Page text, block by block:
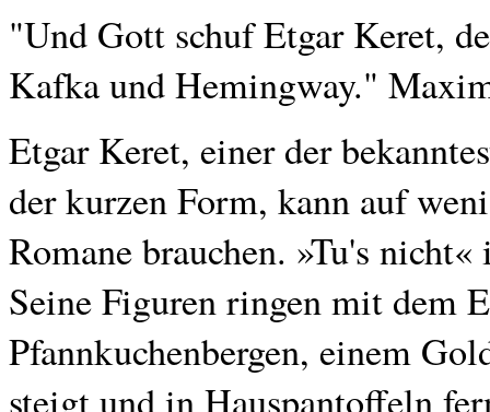
"Und Gott schuf Etgar Keret,
Kafka und Hemingway."
Etgar Keret, einer der
der kurzen Form, kann auf
Romane brauchen. »Tu's
Seine Figuren ringen mit dem
Pfannkuchenbergen, einem
steigt und in Hauspantoffeln